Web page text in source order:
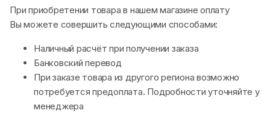
При приобретении товара в нашем магазине оплату
Вы можете совершить следующими способами:
Наличный расчёт при получении заказа
Банковский перевод
При заказе товара из другого региона возможно
потребуется предоплата. Подробности уточняйте у
менеджера